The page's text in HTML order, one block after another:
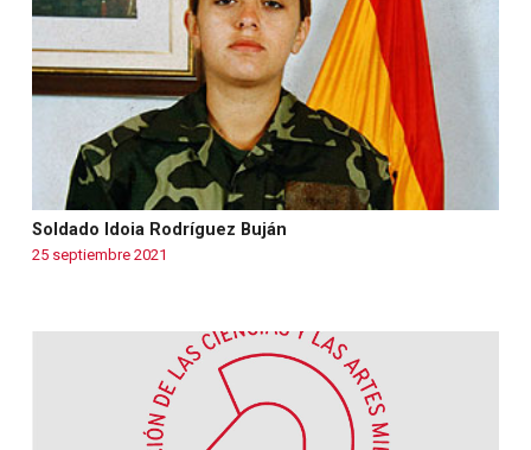
: Use of undefined constant php - assumed
'php' (this will throw an Error in a future version of PHP)
in/var/www/fundcami.org/wp-
content/themes/fundcami/page-magacin.php
Soldado Idoia Rodríguez Buján
25 septiembre 2021
: Use of undefined constant php - assumed
'php' (this will throw an Error in a future version of PHP)
/var/www/fundcami.org/wp-
content/themes/fundcami/page-magacin.php